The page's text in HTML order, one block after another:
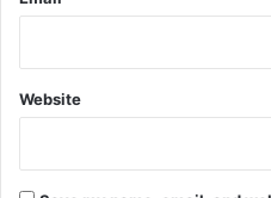
Website